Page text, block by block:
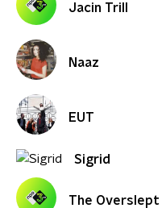
Jacin Trill
Naaz
EUT
Sigrid
The Overslept